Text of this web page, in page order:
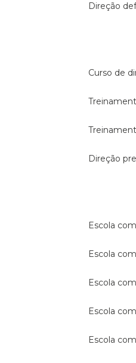
direção
curso de
direção
escola
escola
escola
escola
escola